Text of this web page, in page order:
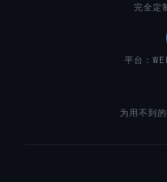
完全定
平台：
为用不到